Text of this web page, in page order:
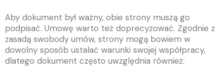
Aby dokument był ważny, obie strony muszą go
podpisać. Umowę warto też doprecyzować. Zgodnie z
zasadą swobody umów, strony mogą bowiem w
dowolny sposób ustalać warunki swojej współpracy,
dlatego dokument często uwzględnia również: